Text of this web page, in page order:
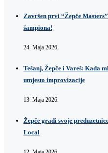
Završen prvi “Žepče
šampiona!
24. Maja 2026.
Tešanj, Žepče i Vareš: Kada
umjesto improvizacije
13. Maja 2026.
Žepče gradi svoje
Local